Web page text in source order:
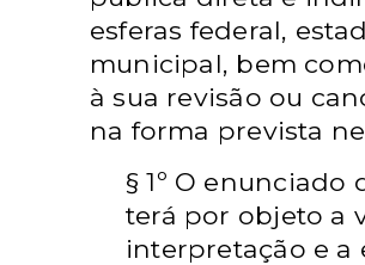
esferas federal,
municipal, bem
à sua revisão ou
na forma prevista
§ 1º O enunciado
terá por objeto a
interpretação e a